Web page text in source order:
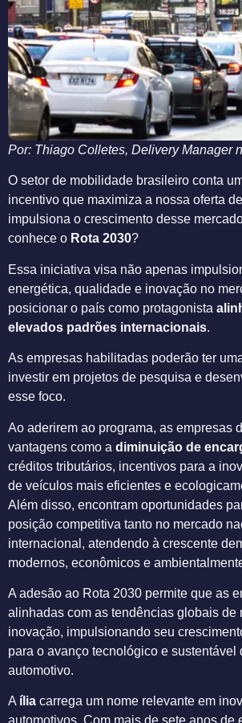
Por: Thiago Colletes, Delivery Manager
O setor de mobilidade brasileiro conta
incentivo que maximiza a nossa oferta
impulsiona o crescimento desse
conhece o Rota 2030?
Essa iniciativa visa não apenas
energética, qualidade e inovação no
posicionar o país como protagonista
elevados padrões internacionais.
As empresas habilitadas poderão ter
investir em projetos de pesquisa e
esse foco.
Ao aderirem ao programa, as empresas
vantagens como a diminuição de
créditos tributários, incentivos para a
de veículos mais eficientes e
Além disso, encontram oportunidades
posição competitiva tanto no mercado
internacional, atendendo à crescente
modernos, econômicos e
A adesão ao Rota 2030 permite que as
alinhadas com as tendências globais de
inovação, impulsionando seu
para o avanço tecnológico e sustentável
automotivo.
A ília carrega um nome relevante em